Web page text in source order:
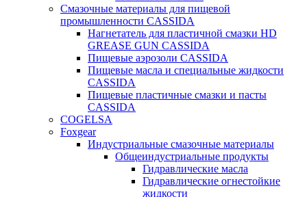
Смазочные материалы для пищевой
промышленности CASSIDA
Нагнетатель для пластичной смазки HD
GREASE GUN CASSIDA
Пищевые аэрозоли CASSIDA
Пищевые масла и специальные жидкости
CASSIDA
Пищевые пластичные смазки и пасты
CASSIDA
COGELSA
Foxgear
Индустриальные смазочные материалы
Общеиндустриальные продукты
Гидравлические масла
Гидравлические огнестойкие
жидкости